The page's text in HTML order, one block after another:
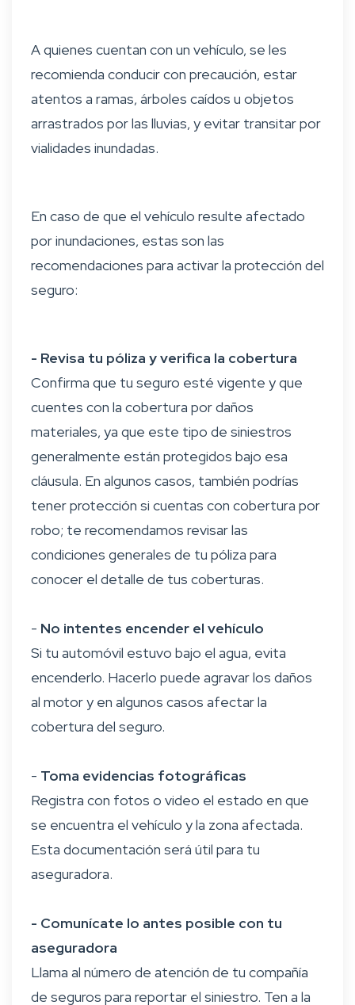
A quienes cuentan con un vehículo, se les
recomienda conducir con precaución, estar
atentos a ramas, árboles caídos u objetos
arrastrados por las lluvias, y evitar transitar por
vialidades inundadas.
En caso de que el vehículo resulte afectado
por inundaciones, estas son las
recomendaciones para activar la protección del
seguro:
- Revisa tu póliza y verifica la cobertura
Confirma que tu seguro esté vigente y que
cuentes con la cobertura por daños
materiales, ya que este tipo de siniestros
generalmente están protegidos bajo esa
cláusula. En algunos casos, también podrías
tener protección si cuentas con cobertura por
robo; te recomendamos revisar las
condiciones generales de tu póliza para
conocer el detalle de tus coberturas.
- No intentes encender el vehículo
Si tu automóvil estuvo bajo el agua, evita
encenderlo. Hacerlo puede agravar los daños
al motor y en algunos casos afectar la
cobertura del seguro.
- Toma evidencias fotográficas
Registra con fotos o video el estado en que
se encuentra el vehículo y la zona afectada.
Esta documentación será útil para tu
aseguradora.
- Comunícate lo antes posible con tu
aseguradora
Llama al número de atención de tu compañía
de seguros para reportar el siniestro. Ten a la